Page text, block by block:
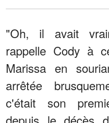
"Oh, il avait
rappelle Cody à
Marissa en
arrêtée
c'était son